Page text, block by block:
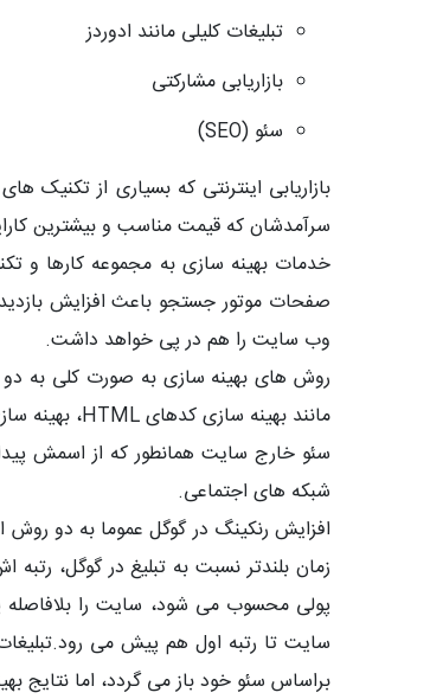
تبلیغات کلیلی مانند ادوردز
بازاریابی مشارکتی
سئو (SEO)
بازاریابی اینترنتی که بسیاری از تکنیک
سرآمدشان که قیمت مناسب و بیشترین
خدمات بهینه سازی به مجموعه کارها و
صفحات موتور جستجو باعث افزایش
وب سایت را هم در پی خواهد داشت.
روش های بهینه سازی به صورت کلی به
مانند بهینه سازی کدهای HTML، بهینه سازی تصاویر، استفاده درست از کلمات کلیدی در محتوا، استفاده درست از تگ های h در عناوین و زیر عناوین.
سئو خارج سایت همانطور که از اسمش
شبکه های اجتماعی.
زمان بلندتر نسبت به تبلیغ در گوگل،
پولی محسوب می شود، سایت را بلافاصله
سایت تا رتبه اول هم پیش می
براساس سئو خود باز می گردد، اما نتایج